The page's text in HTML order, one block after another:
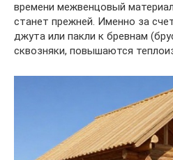
времени межвенцовый
станет прежней. Именно за
джута или пакли к бревнам
сквозняки, повышаются